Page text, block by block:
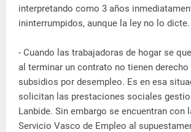
interpretando como 3 años
ininterrumpidos, aunque la ley no lo dicte.
- Cuando las trabajadoras de hogar se
al terminar un contrato no tienen
subsidios por desempleo. Es en esa
solicitan las prestaciones sociales
Lanbide. Sin embargo se encuentran con
Servicio Vasco de Empleo al